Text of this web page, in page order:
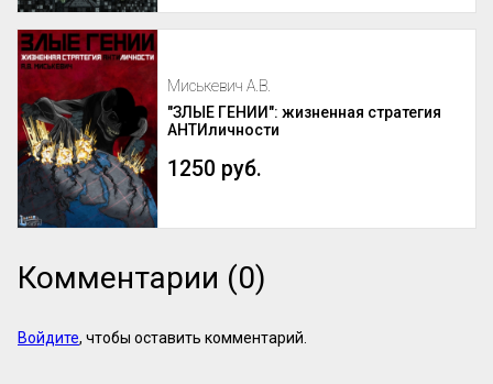
Миськевич А.В.
"ЗЛЫЕ ГЕНИИ": жизненная стратегия
АНТИличности
1250 руб.
Комментарии (0)
Войдите, чтобы оставить комментарий.